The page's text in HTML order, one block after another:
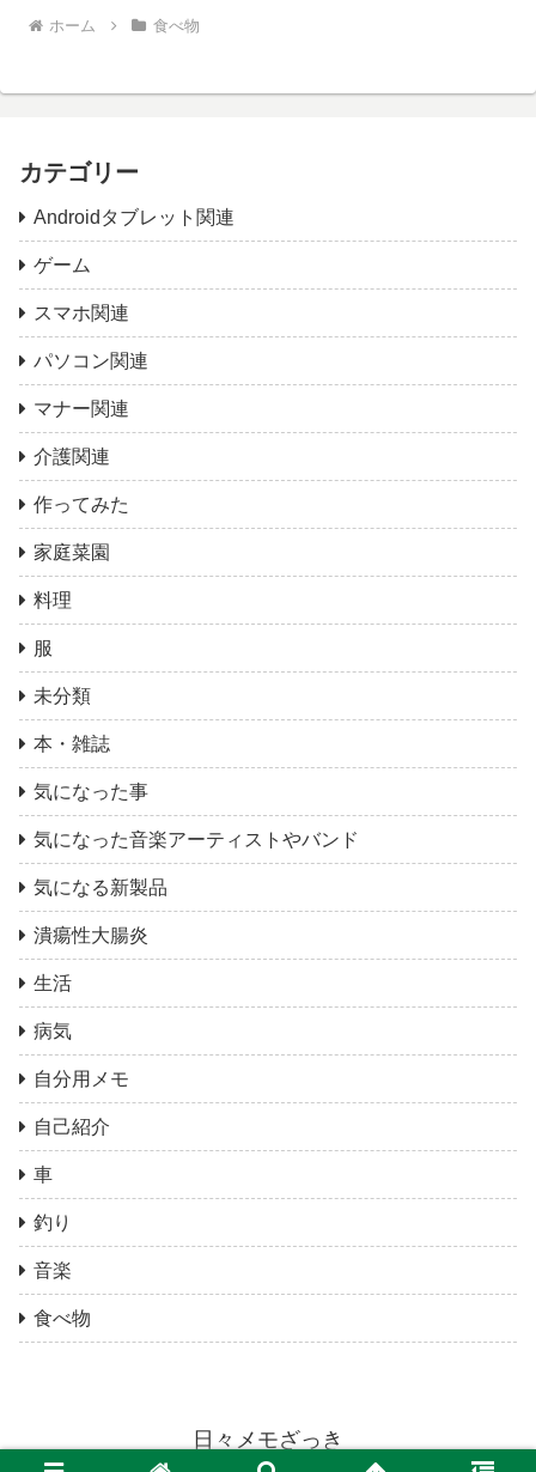
ホーム 食べ物
カテゴリー
Androidタブレット関連
ゲーム
スマホ関連
パソコン関連
マナー関連
介護関連
作ってみた
家庭菜園
料理
服
未分類
本・雑誌
気になった事
気になった音楽アーティストやバンド
気になる新製品
潰瘍性大腸炎
生活
病気
自分用メモ
自己紹介
車
釣り
音楽
食べ物
日々メモざっき